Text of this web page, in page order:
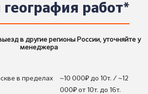
работ*
в другие регионы России, уточняйте у
менеджера
в пределах
~10 000₽ до 10т. / ~12
000₽ от 10т. до 16т.